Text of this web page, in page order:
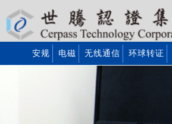
安规 电磁 无线通信 环球转证